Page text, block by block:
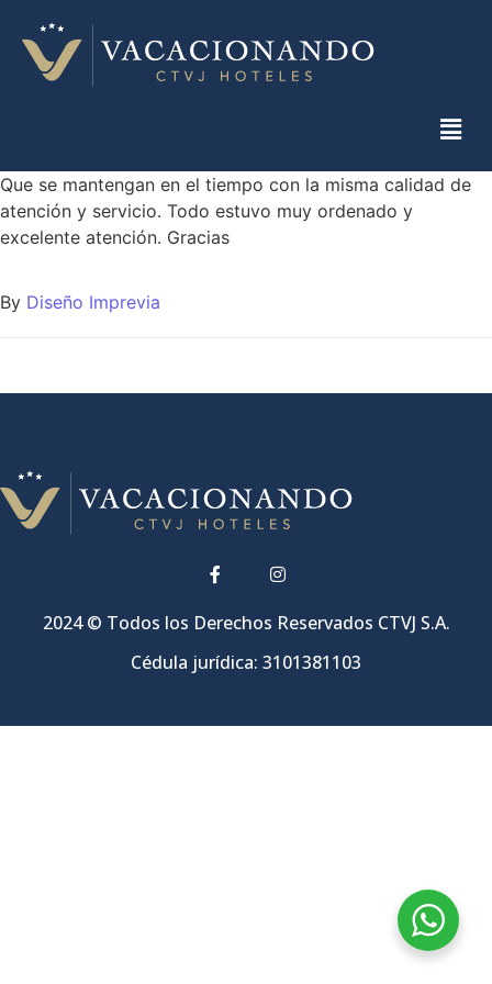
Que se mantengan en el tiempo con la misma calidad de
atención y servicio. Todo estuvo muy ordenado y
excelente atención. Gracias
By Diseño Imprevia
2024 © Todos los Derechos Reservados CTVJ S.A.
Cédula jurídica: 3101381103